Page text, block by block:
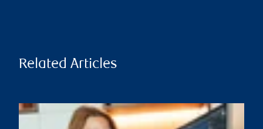
Related Articles